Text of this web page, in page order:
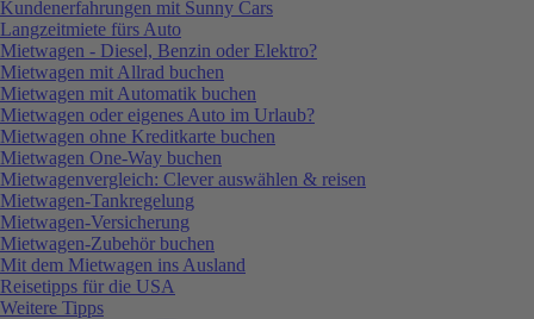
Kundenerfahrungen mit Sunny Cars
Langzeitmiete fürs Auto
Mietwagen - Diesel, Benzin oder Elektro?
Mietwagen mit Allrad buchen
Mietwagen mit Automatik buchen
Mietwagen oder eigenes Auto im Urlaub?
Mietwagen ohne Kreditkarte buchen
Mietwagen One-Way buchen
Mietwagenvergleich: Clever auswählen & reisen
Mietwagen-Tankregelung
Mietwagen-Versicherung
Mietwagen-Zubehör buchen
Mit dem Mietwagen ins Ausland
Reisetipps für die USA
Weitere Tipps